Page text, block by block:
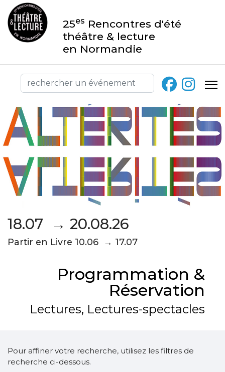
25es Rencontres d'été
théâtre & lecture
en Normandie
18.07 → 20.08.26
Partir en Livre 10.06 → 17.07
Programmation &
Réservation
Lectures, Lectures-spectacles
Pour affiner votre recherche, utilisez les filtres de
recherche ci-dessous.